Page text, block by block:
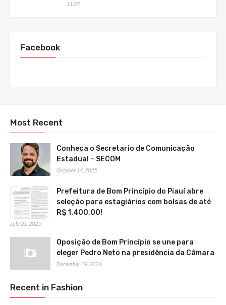
11:27
Facebook
Most Recent
Conheça o Secretario de Comunicação
Estadual – SECOM
October 14, 2025
Prefeitura de Bom Princípio do Piauí abre
seleção para estagiários com bolsas de até
R$ 1.400,00!
July 21, 2025
Oposição de Bom Princípio se une para
eleger Pedro Neto na presidência da Câmara
December 19, 2024
Recent in Fashion